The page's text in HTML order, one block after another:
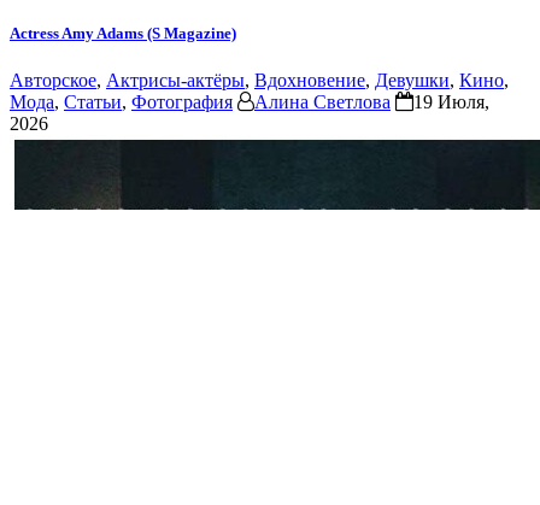
Actress Amy Adams (S Magazine)
Авторское, Актрисы-актёры, Вдохновение, Девушки, Кино,
Мода, Статьи, Фотография Алина Светлова
19 Июля,
2026